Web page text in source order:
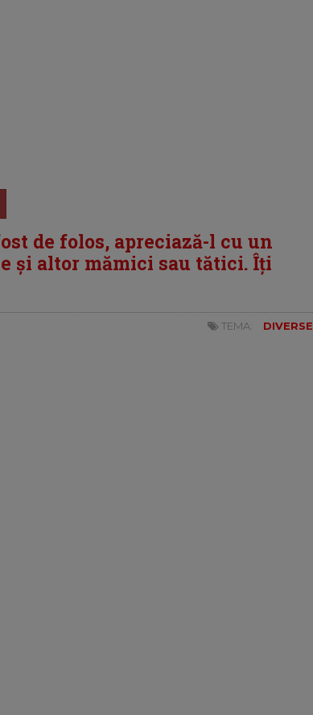
de folos, apreciază-l cu un
și altor mămici sau tătici. Îți
TEMA: DIVERSE